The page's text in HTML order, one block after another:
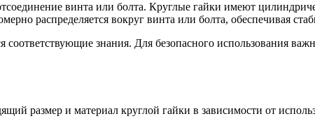
винта или болта. Круглые гайки имеют
распределяется вокруг винта или болта, обеспечивая
соответствующие знания. Для безопасного использования
размер и материал круглой гайки в зависимости от